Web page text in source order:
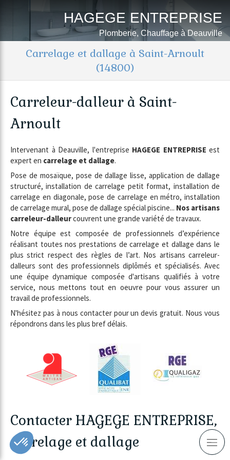
HAGEGE ENTREPRISE
Plomberie, Chauffage à Deauville
Carrelage et dallage à Saint-Arnoult
(14800)
Carreleur-dalleur à Saint-
Arnoult
Intervenant à Deauville, l'entreprise HAGEGE ENTREPRISE est
expert en carrelage et dallage.
Pose de mosaïque, pose de dallage lisse, application de dallage
structuré, installation de carrelage petit format, installation de
carrelage en diagonale, pose de carrelage en métro, installation
de carrelage mural, pose de dallage spécial piscine... Nos artisans
carreleur-dalleurcouvrent une grande variété de travaux.
Notre équipe est composée de professionnels d’expérience
réalisant toutes nos prestations de carrelage et dallage dans le
plus strict respect des règles de l’art. Nos artisans carreleur-
dalleurs sont des professionnels diplômés et spécialisés. Avec
une équipe dynamique composée d'artisans qualifiés à votre
service, nous mettons tout en oeuvre pour vous assurer un
travail de professionnels.
N'hésitez pas à nous contacter pour un devis gratuit. Nous vous
répondrons dans les plus bref délais.
Contacter HAGEGE ENTREPRISE,
carrelage et dallage